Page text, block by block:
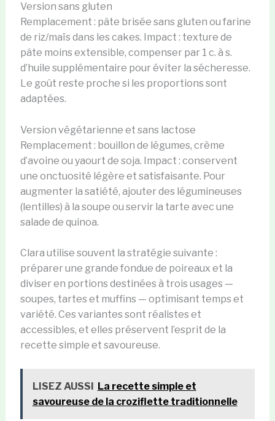
Version sans gluten
Remplacement : pâte brisée sans gluten ou farine
de riz/maïs dans les cakes. Impact : texture de
pâte moins extensible, compenser par 1 c. à s.
d’huile supplémentaire pour éviter la sécheresse.
Le goût reste proche si les proportions sont
adaptées.
Version végétarienne et sans lactose
Remplacement : bouillon de légumes, crème
d’avoine ou yaourt de soja. Impact : conservent
une onctuosité légère et satisfaisante. Pour
augmenter la satiété, ajouter des légumineuses
(lentilles) à la soupe ou servir la tarte avec une
salade de quinoa.
Clara utilise souvent la stratégie suivante :
préparer une grande fondue de poireaux et la
diviser en portions destinées à trois usages —
soupes, tartes et muffins — optimisant temps et
variété. Ces variantes sont réalistes et
accessibles, et elles préservent l’esprit de la
recette simple et savoureuse.
LISEZ AUSSI La recette simple et
savoureuse de la croziflette traditionnelle